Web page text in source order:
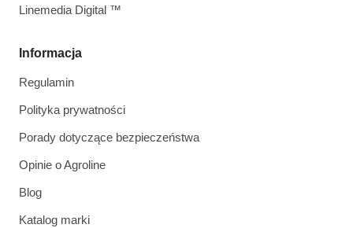
Informacja
Regulamin
Polityka prywatności
Porady dotyczące bezpieczeństwa
Opinie o Agroline
Blog
Katalog marki
Linemedia Digital ™